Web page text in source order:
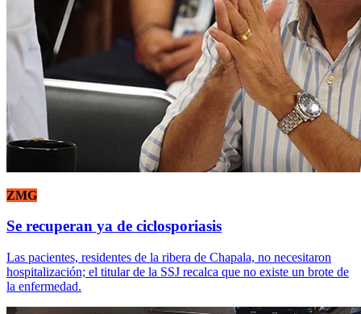
ZMG
Se recuperan ya de ciclosporiasis
Las pacientes, residentes de la ribera de Chapala, no necesitaron
hospitalización; el titular de la SSJ recalca que no existe un brote de
la enfermedad.